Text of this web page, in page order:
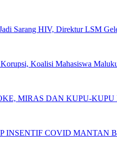
Sarang HIV, Direktur LSM
Koalisi Mahasiswa
MIRAS DAN KUPU-
INSENTIF COVID MANTAN